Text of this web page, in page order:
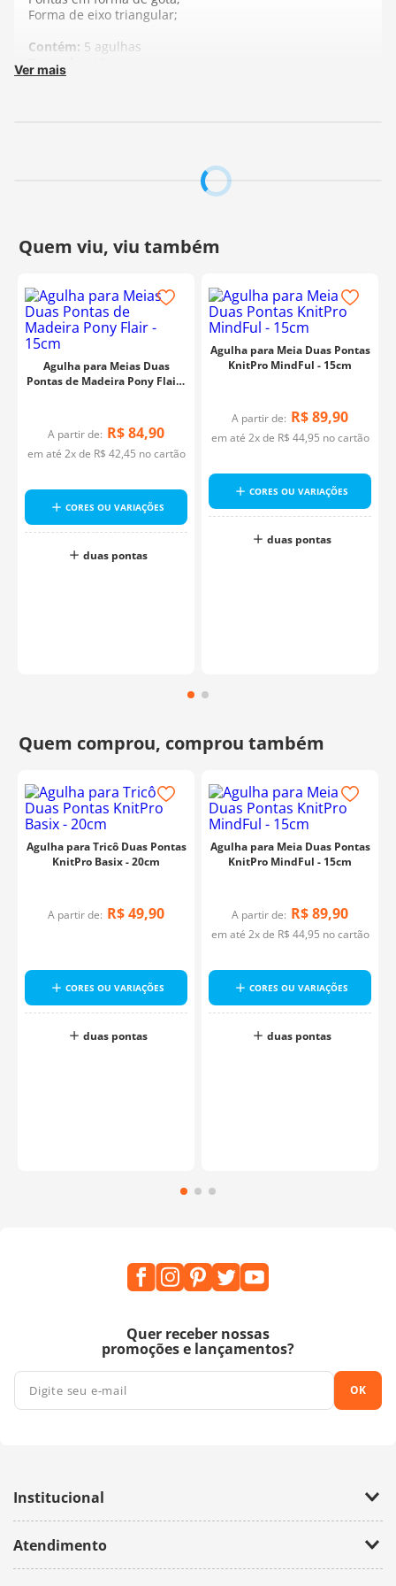
Forma de eixo triangular;
Contém: 5 agulhas
Tamanho:
Ver mais
Agulha para Meias Duas
Pontas de Madeira Pony Flair -
A partir de: R$84,90
em até 2x de R$ 42,45 no cartão
CORES OU VARIAÇÕES
duas pontas
Agulha para Meia Duas Pontas
KnitPro MindFul - 15cm
A partir de: R$89,90
em até 2x de R$ 44,95 no cartão
CORES OU VARIAÇÕES
duas pontas
Agulha para Tricô Duas Pontas
KnitPro Basix - 20cm
A partir de: R$49,90
CORES OU VARIAÇÕES
duas pontas
Agulha para Meia Duas Pontas
KnitPro MindFul - 15cm
A partir de: R$89,90
em até 2x de R$ 44,95 no cartão
CORES OU VARIAÇÕES
duas pontas
Quer receber nossas
promoções e lançamentos?
OK
Institucional
Trabalhe Conosco
Política de Privacidade
Atendimento